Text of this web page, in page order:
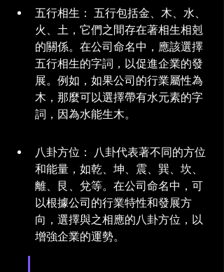
五行相生： 五行包括金、木、水、
火、土，它們之間存在著相生相剋
的關係。在公司命名中，應該選擇
五行相生的字詞，以促進企業的發
展。例如，如果公司的行業屬性為
木，那麼可以選擇帶有水元素的字
詞，因為水能生木。
八卦方位： 八卦代表著不同的方位
和能量，如乾、坤、震、巽、坎、
離、艮、兌等。在公司命名中，可
以根據公司的行業特性和發展方
向，選擇與之相應的八卦方位，以
增強企業的運勢。